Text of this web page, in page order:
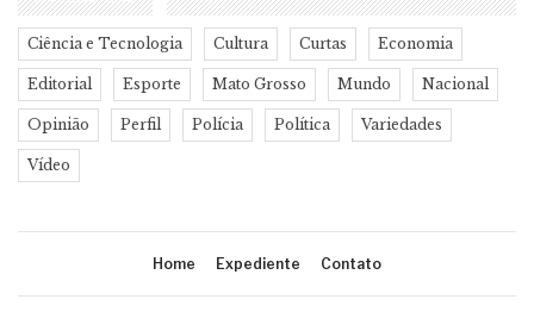
Ciência e Tecnologia Cultura Curtas Economia
Editorial Esporte Mato Grosso Mundo Nacional
Opinião Perfil Polícia Política Variedades
Vídeo
Home Expediente Contato